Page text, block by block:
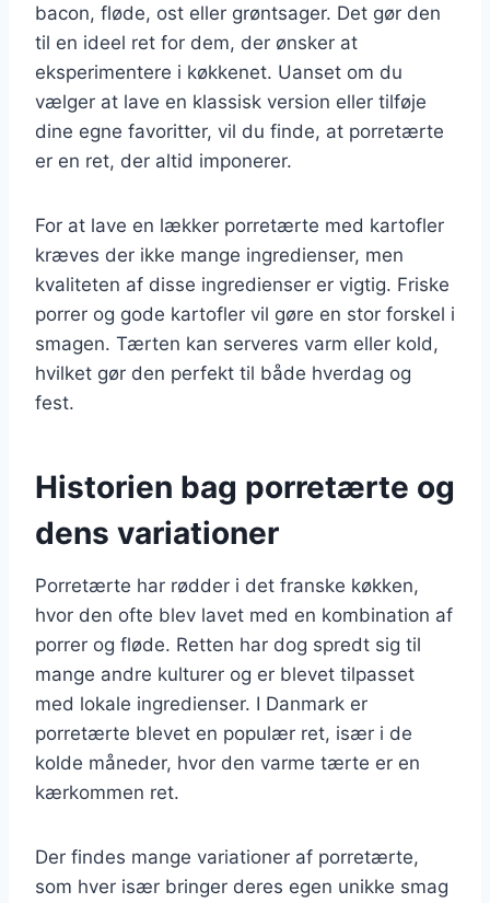
bacon, fløde, ost eller grøntsager. Det gør den
til en ideel ret for dem, der ønsker at
eksperimentere i køkkenet. Uanset om du
vælger at lave en klassisk version eller tilføje
dine egne favoritter, vil du finde, at porretærte
er en ret, der altid imponerer.
For at lave en lækker porretærte med kartofler
kræves der ikke mange ingredienser, men
kvaliteten af disse ingredienser er vigtig. Friske
porrer og gode kartofler vil gøre en stor forskel i
smagen. Tærten kan serveres varm eller kold,
hvilket gør den perfekt til både hverdag og
fest.
Historien bag porretærte og
dens variationer
Porretærte har rødder i det franske køkken,
hvor den ofte blev lavet med en kombination af
porrer og fløde. Retten har dog spredt sig til
mange andre kulturer og er blevet tilpasset
med lokale ingredienser. I Danmark er
porretærte blevet en populær ret, især i de
kolde måneder, hvor den varme tærte er en
kærkommen ret.
Der findes mange variationer af porretærte,
som hver især bringer deres egen unikke smag